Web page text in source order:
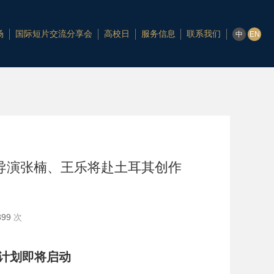
国际短片交流分享会 高校日 服务信息 联系我们 中 EN
张楠、王乐将赴土耳其创作
次
划即将启动